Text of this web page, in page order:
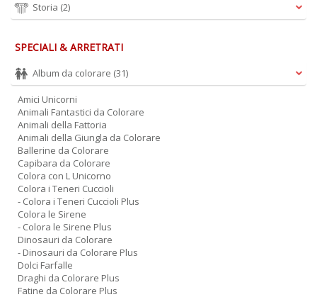
Storia (2)
SPECIALI & ARRETRATI
Album da colorare (31)
Amici Unicorni
Animali Fantastici da Colorare
Animali della Fattoria
Animali della Giungla da Colorare
Ballerine da Colorare
Capibara da Colorare
Colora con L Unicorno
Colora i Teneri Cuccioli
- Colora i Teneri Cuccioli Plus
Colora le Sirene
- Colora le Sirene Plus
Dinosauri da Colorare
- Dinosauri da Colorare Plus
Dolci Farfalle
Draghi da Colorare Plus
Fatine da Colorare Plus